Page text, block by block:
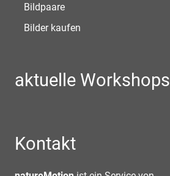
Bildpaare
Bilder kaufen
aktuelle Workshops
Kontakt